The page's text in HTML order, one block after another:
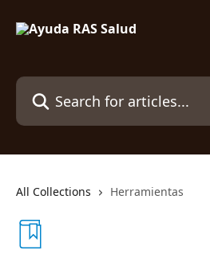
Search for articles...
All Collections Herramientas